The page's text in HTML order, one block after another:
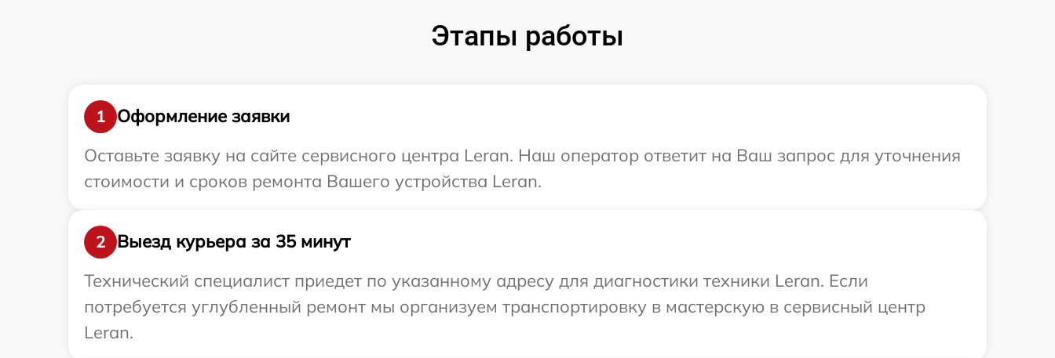
Этапы работы
1
Оформление заявки
Оставьте заявку на сайте сервисного центра Leran. Наш оператор ответит на Ваш запрос для уточнения
стоимости и сроков ремонта Вашего устройства Leran.
2
Выезд курьера за 35 минут
Технический специалист приедет по указанному адресу для диагностики техники Leran. Если
потребуется углубленный ремонт мы организуем транспортировку в мастерскую в сервисный центр
Leran.